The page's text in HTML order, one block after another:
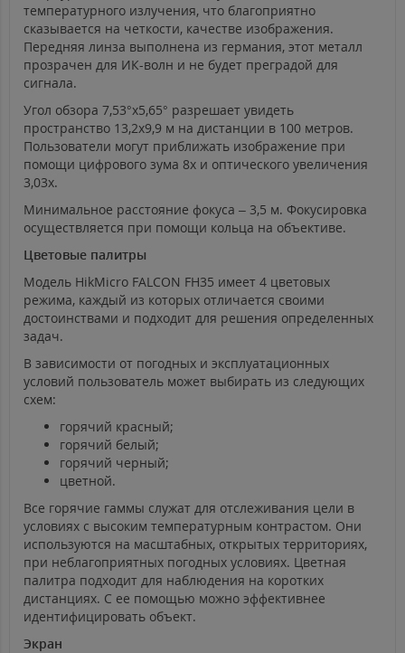
температурного излучения, что благоприятно
сказывается на четкости, качестве изображения.
Передняя линза выполнена из германия, этот металл
прозрачен для ИК-волн и не будет преградой для
сигнала.
Угол обзора 7,53°х5,65° разрешает увидеть
пространство 13,2х9,9 м на дистанции в 100 метров.
Пользователи могут приближать изображение при
помощи цифрового зума 8х и оптического увеличения
3,03х.
Минимальное расстояние фокуса – 3,5 м. Фокусировка
осуществляется при помощи кольца на объективе.
Цветовые палитры
Модель HikMicro FALCON FH35 имеет 4 цветовых
режима, каждый из которых отличается своими
достоинствами и подходит для решения определенных
задач.
В зависимости от погодных и эксплуатационных
условий пользователь может выбирать из следующих
схем:
горячий красный;
горячий белый;
горячий черный;
цветной.
Все горячие гаммы служат для отслеживания цели в
условиях с высоким температурным контрастом. Они
используются на масштабных, открытых территориях,
при неблагоприятных погодных условиях. Цветная
палитра подходит для наблюдения на коротких
дистанциях. С ее помощью можно эффективнее
идентифицировать объект.
Экран